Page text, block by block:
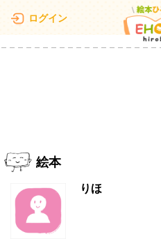
ログイン
絵本
りほ